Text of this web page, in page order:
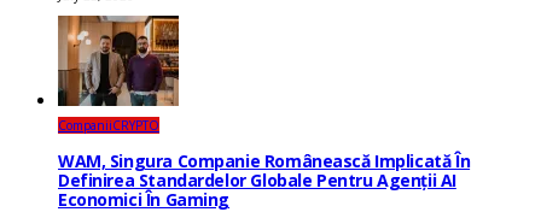
CompaniiCRYPTO
WAM, Singura Companie Românească Implicată În
Definirea Standardelor Globale Pentru Agenții AI
Economici În Gaming